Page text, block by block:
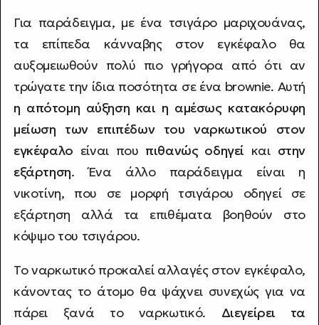
Για παράδειγμα, με ένα τσιγάρο μαριχουάνας,
τα επίπεδα κάνναβης στον εγκέφαλο θα
αυξομειωθούν πολύ πιο γρήγορα από ότι αν
τρώγατε την ίδια ποσότητα σε ένα brownie. Αυτή
η απότομη αύξηση και η αμέσως κατακόρυφη
μείωση των επιπέδων του ναρκωτικού στον
εγκέφαλο είναι που πιθανώς οδηγεί και στην
εξάρτηση. Ένα άλλο παράδειγμα είναι η
νικοτίνη, που σε μορφή τσιγάρου οδηγεί σε
εξάρτηση αλλά τα επιθέματα βοηθούν στο
κόψιμο του τσιγάρου.
Το ναρκωτικό προκαλεί αλλαγές στον εγκέφαλο,
κάνοντας το άτομο θα ψάχνει συνεχώς για να
πάρει ξανά το ναρκωτικό. Διεγείρει τα